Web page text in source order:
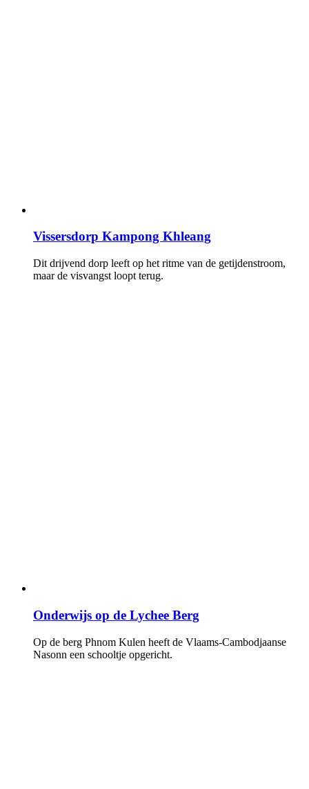
Vissersdorp Kampong Khleang
Dit drijvend dorp leeft op het ritme van de getijdenstroom,
maar de visvangst loopt terug.
Onderwijs op de Lychee Berg
Op de berg Phnom Kulen heeft de Vlaams-Cambodjaanse
Nasonn een schooltje opgericht.